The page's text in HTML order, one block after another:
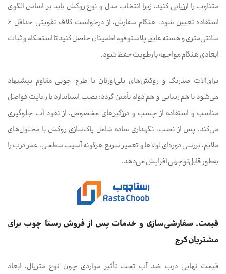
متناوب را ارزیابی کنید، زیرا انتخاب مدل و نوع روکش باید بر اساس الگوی
استفاده تعیین شود. هنگام سفارش، از درخواست کلاف تقویتی حداقل 6
سانتی‌متری و هسته عایق پلاستوفوم اطمینان حاصل کنید تا استحکام و ثبات
ابعادی هنگام مواجهه با رطوبت حفظ شود.
یراق‌آلات ضدزنگ و روکش‌های پلی‌اورتان یا طرح چوبی مقاوم پیشنهاد
می‌شود تا هم زیبایی و هم دوام تأمین گردد؛ نصب استاندارد با رعایت فواصل
مناسب و استفاده از چسب و درزگیرهای مخصوص، از نفوذ آب جلوگیری
می‌کند. پس از نصب، نگهداری ساده شامل پاک‌سازی روکش با محلول‌های
ملایم، بررسی دوره‌ای لولاها و تعمیر سریع هرگونه آسیب سطحی، عمر درب را
به‌طور قابل‌توجهی افزایش می‌دهد.
قیمت، سفارشی‌سازی و خدمات پس از فروش رستا چوب برای
مشتریان کرج
قیمت نهایی درب ضد آب تحت تأثیر مواردی چون نوع متریال، ابعاد